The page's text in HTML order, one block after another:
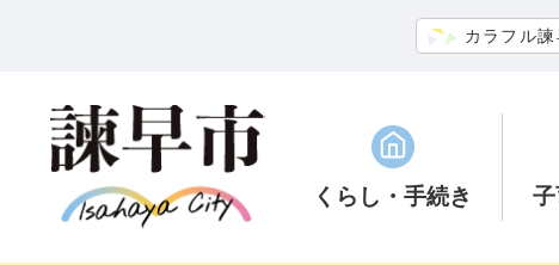
カラフル諫
くらし ・手続き